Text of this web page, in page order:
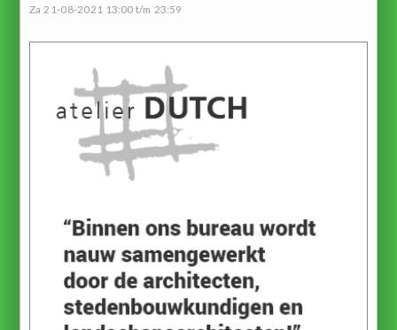
Za 21-08-2021 13:00 t/m 23:59